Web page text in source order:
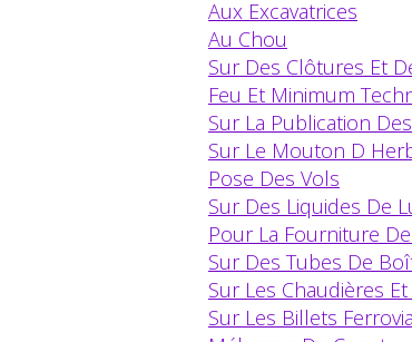
Aux Excavatrices
Au Chou
Sur Des Clôtures Et
Feu Et Minimum
Sur La Publication
Sur Le Mouton D
Pose Des Vols
Sur Des Liquides De
Pour La Fourniture
Sur Des Tubes De
Sur Les Chaudières
Sur Les Billets